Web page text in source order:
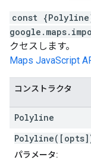
const
クセスします。
Maps JavaScript
コンストラクタ
Polyline
パラメータ: